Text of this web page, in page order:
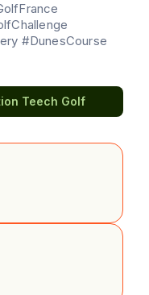
#DunesCourse
Teech Golf